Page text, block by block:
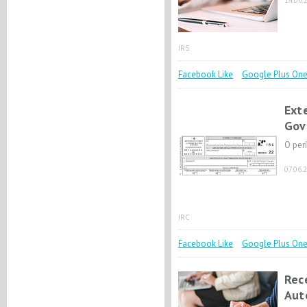
IRS
Facebook Like Google Plus One
O
IRC
Facebook Like Google Plus One